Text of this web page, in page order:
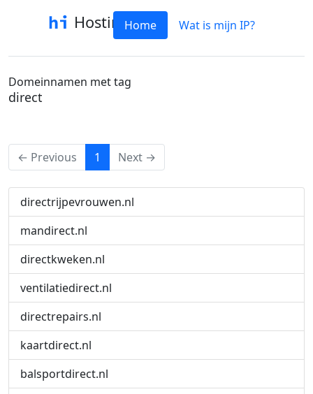
HostinfoHome Wat is mijn IP?
Domeinnamen met tag
direct
← Previous 1 (current)
Next →
directrijpevrouwen.nl
mandirect.nl
directkweken.nl
ventilatiedirect.nl
directrepairs.nl
kaartdirect.nl
balsportdirect.nl